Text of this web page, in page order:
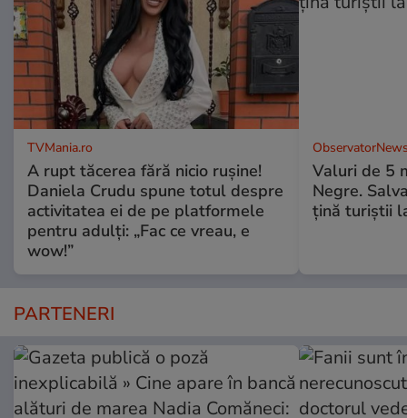
TVMania.ro
A rupt tăcerea fără nicio rușine!
Daniela Crudu spune totul despre
activitatea ei de pe platformele
pentru adulți: „Fac ce vreau, e
wow!”
Valuri de 5
Negre.
ţină turiştii
PARTENERI